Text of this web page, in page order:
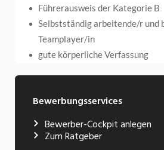
Bewerbungsservices
Bewerber-Cockpit anlegen
Zum Ratgeber